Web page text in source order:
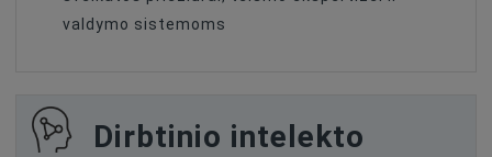
valdymo sistemoms
Dirbtinio intelekto